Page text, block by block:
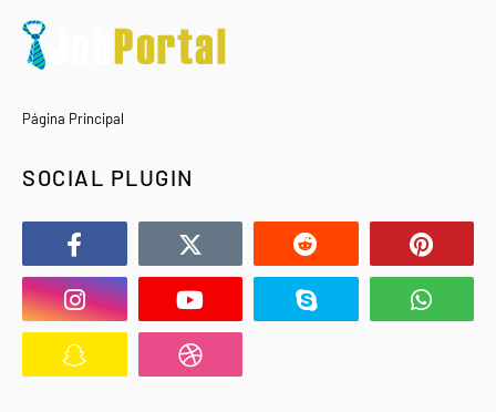
Página Principal
SOCIAL PLUGIN